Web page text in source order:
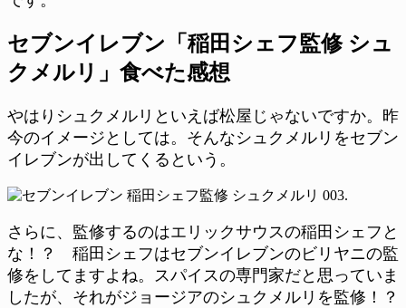
セブンイレブン「稲田シェフ監修 シュ
クメルリ」食べた感想
やはりシュクメルリといえば松屋じゃないですか。昨
今のイメージとしては。そんなシュクメルリをセブン
イレブンが出してくるという。
さらに、監修するのはエリックサウスの稲田シェフと
な！？ 稲田シェフはセブンイレブンのビリヤニの監
修をしてますよね。スパイスの専門家だと思っていま
したが、それがジョージアのシュクメルリを監修！？